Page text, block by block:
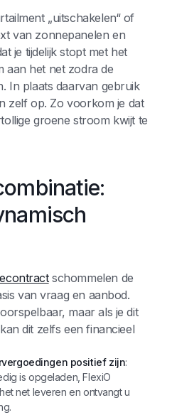
„uitschakelen“ of
van zonnepanelen en
je tijdelijk stopt met het
aan het net zodra de
In plaats daarvan gebruik
zelf op. Zo voorkom je dat
groene stroom kwijt te
schommelen de
van vraag en aanbod.
maar als je dit
kan dit zelfs een financieel
positief zijn:
is opgeladen, FlexiO
net leveren en ontvangt u